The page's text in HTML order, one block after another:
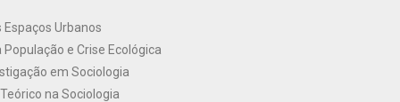
Espaços Urbanos
e Crise Ecológica
em Sociologia
na Sociologia